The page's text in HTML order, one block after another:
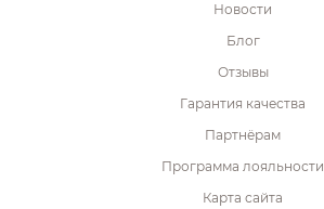
Новости
Блог
Отзывы
Гарантия качества
Партнёрам
Программа лояльности
Карта сайта